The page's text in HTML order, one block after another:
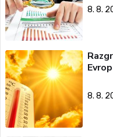
8. 8.
8. 8.